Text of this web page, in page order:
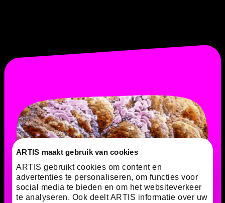
ARTIS maakt gebruik van cookies
ARTIS gebruikt cookies om content en
advertenties te personaliseren, om functies voor
social media te bieden en om het websiteverkeer
te analyseren. Ook deelt ARTIS informatie over uw